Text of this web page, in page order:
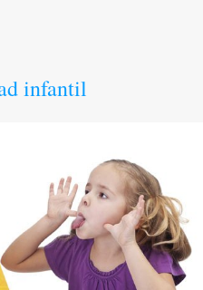
infantil